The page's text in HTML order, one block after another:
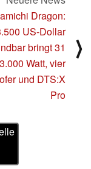
Dragon:
US-Dollar
bringt 31
Watt, vier
und DTS:X
Pro
⟩